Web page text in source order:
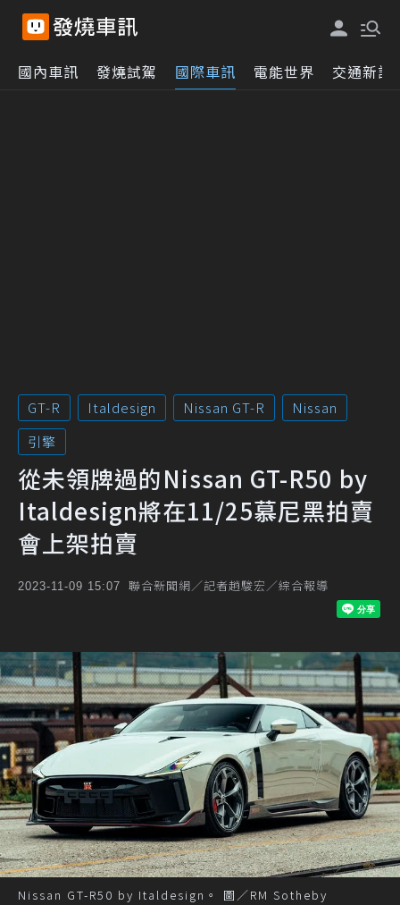
國內車訊 發燒試駕 國際車訊 電能世界 交通新訊
GT-R Italdesign Nissan GT-R
Nissan
引擎
從未領牌過的Nissan GT-R50 by
Italdesign將在11/25慕尼黑拍賣
會上架拍賣
2023-11-09 15:07 聯合新聞網／記者趙駿宏／綜合報導
Nissan GT-R50 by Italdesign。 圖／RM Sotheby